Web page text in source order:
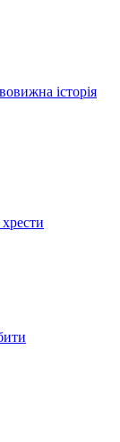
історія